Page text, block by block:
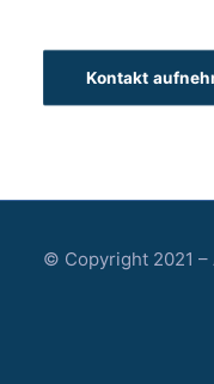
Kontakt
© Copyright 2021 –